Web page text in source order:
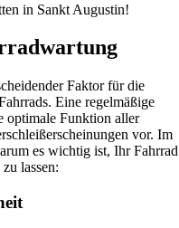
in Sankt Augustin!
Faktor für die
Eine regelmäßige
optimale Funktion aller
vor. Im
es wichtig ist, Ihr Fahrrad
lassen: